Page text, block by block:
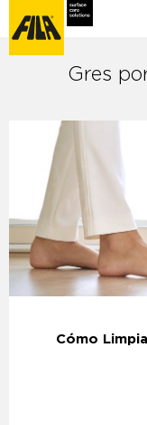
Gres
Cómo